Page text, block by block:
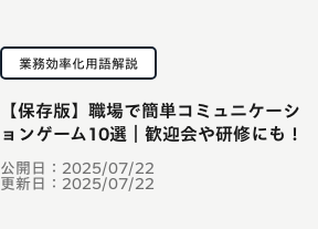
業務効率化用語解説
公開日： 2025/07/22
更新日： 2025/07/22
【保存版】職場で簡単コミュニケーシ
ョンゲーム10選｜歓迎会や研修にも！